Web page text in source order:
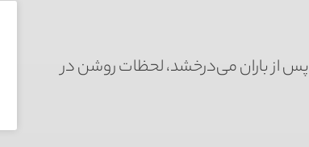
از باران می‌درخشد، لحظات روشن در